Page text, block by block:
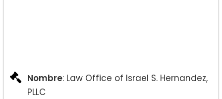
Nombre: Law Office of Israel S. Hernandez,
PLLC